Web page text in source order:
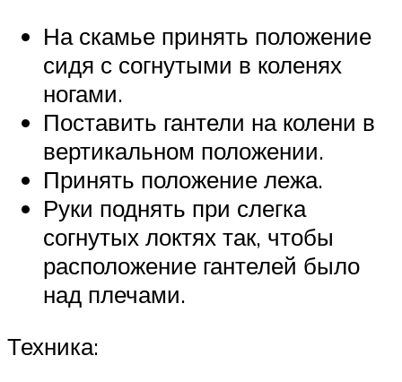
На скамье принять положение
сидя с согнутыми в коленях
ногами.
Поставить гантели на колени в
вертикальном положении.
Принять положение лежа.
Руки поднять при слегка
согнутых локтях так, чтобы
расположение гантелей было
над плечами.
Техника: